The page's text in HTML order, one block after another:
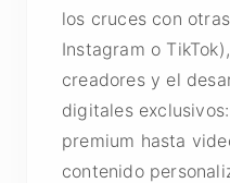
los cruces con
Instagram o
creadores y el
digitales
premium hasta
contenido